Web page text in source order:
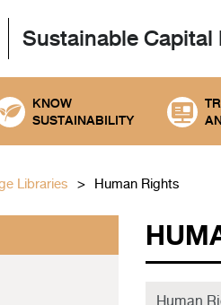
Sustainable Capital
KNOW
SUSTAINABILITY
Libraries Human Rights